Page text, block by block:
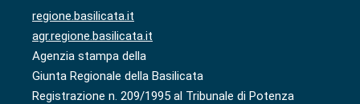
regione.basilicata.it
agr.regione.basilicata.it
Agenzia stampa della
Giunta Regionale della Basilicata
Registrazione n. 209/1995 al Tribunale di Potenza